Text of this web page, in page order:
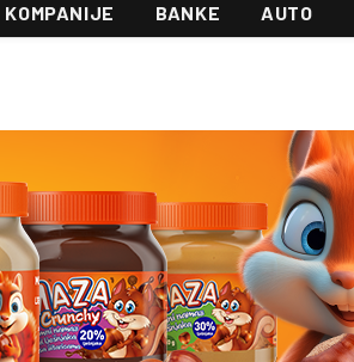
KOMPANIJE BANKE AUTO